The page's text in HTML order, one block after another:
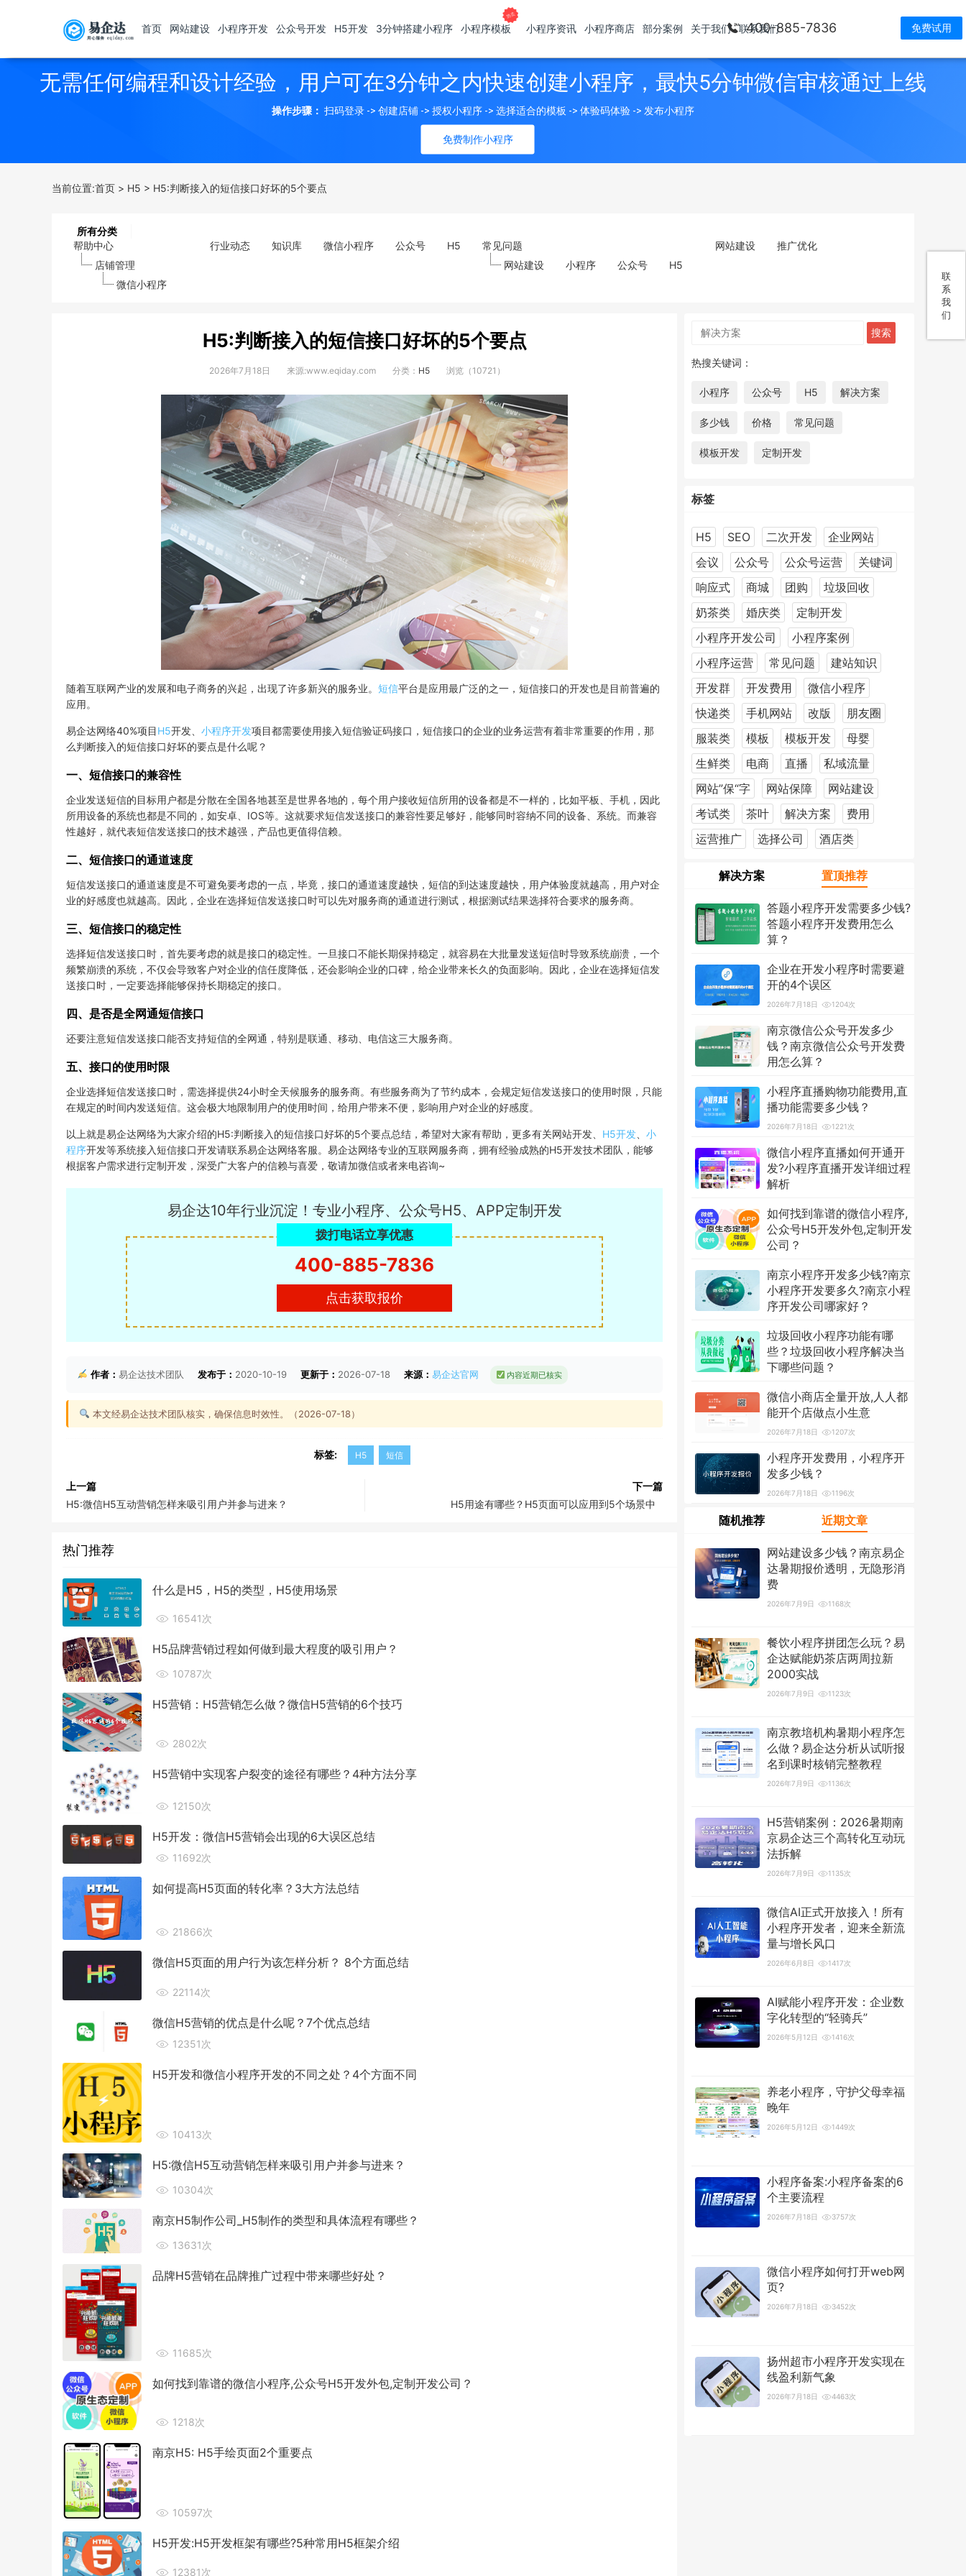
400-885-7836 免费试用
首页 网站建设 小程序开发 公众号开发 H5开发 3分钟搭建小程序 小程序模板 小程序资讯 小程序商店 部分案例 关于我们 联系我们
联
系
我
们
无需任何编程和设计经验，用户可在3分钟之内快速创建小程序，最快5分钟微信审核通过上线
免费制作小程序
操作步骤： 扫码登录 -> 创建店铺 -> 授权小程序 -> 选择适合的模板 -> 体验码体验 -> 发布小程序
当前位置:首页 > H5 > H5:判断接入的短信接口好坏的5个要点
所有分类
帮助中心
店铺管理
微信小程序
行业动态 知识库 微信小程序 公众号 H5
常见问题
网站建设
小程序 公众号 H5
网站建设 推广优化
H5:判断接入的短信接口好坏的5个要点
2026年7月18日 来源:www.eqiday.com 分类： H5 浏览（10721）
随着互联网产业的发展和电子商务的兴起，出现了许多新兴的服务业。 短信平台是应用最广泛的之一，短信接口的开发也是目前普遍的
应用。
易企达网络40%项目H5开发、 小程序开发项目都需要使用接入短信验证码接口，短信接口的企业的业务运营有着非常重要的作用，那
么判断接入的短信接口好坏的要点是什么呢？
一、短信接口的兼容性
企业发送短信的目标用户都是分散在全国各地甚至是世界各地的，每个用户接收短信所用的设备都是不一样的，比如平板、手机，因此
所用设备的系统也都是不同的，如安卓、IOS等。这就要求短信发送接口的兼容性要足够好，能够同时容纳不同的设备、系统。而兼容
性越好，就代表短信发送接口的技术越强，产品也更值得信赖。
二、短信接口的通道速度
短信发送接口的通道速度是不可避免要考虑的一点，毕竟，接口的通道速度越快，短信的到达速度越快，用户体验度就越高，用户对企
业的好感度也就越高。因此，企业在选择短信发送接口时可以先对服务商的通道进行测试，根据测试结果选择符合要求的服务商。
三、短信接口的稳定性
选择短信发送接口时，首先要考虑的就是接口的稳定性。一旦接口不能长期保持稳定，就容易在大批量发送短信时导致系统崩溃，一个
频繁崩溃的系统，不仅会导致客户对企业的信任度降低，还会影响企业的口碑，给企业带来长久的负面影响。因此，企业在选择短信发
送接口时，一定要选择能够保持长期稳定的接口。
四、是否是全网通短信接口
还要注意短信发送接口能否支持短信的全网通，特别是联通、移动、电信这三大服务商。
五、接口的使用时限
企业选择短信发送接口时，需选择提供24小时全天候服务的服务商。有些服务商为了节约成本，会规定短信发送接口的使用时限，只能
在规定的时间内发送短信。这会极大地限制用户的使用时间，给用户带来不便，影响用户对企业的好感度。
以上就是易企达网络为大家介绍的H5:判断接入的短信接口好坏的5个要点总结，希望对大家有帮助，更多有关网站开发、 H5开发
小
程序开发等系统接入短信接口开发请联系易企达网络客服。易企达网络专业的互联网服务商，拥有经验成熟的H5开发技术团队，能够
根据客户需求进行定制开发，深受广大客户的信赖与喜爱，敬请加微信或者来电咨询~
易企达10年行业沉淀！专业小程序、公众号H5、APP定制开发
拨打电话立享优惠
400-885-7836
点击获取报价
作者： 易企达技术团队 发布于： 2020-10-19 更新于： 2026-07-18 来源： 易企达官网 内容近期已核实
本文经易企达技术团队核实，确保信息时效性。（2026-07-18）
标签: H5 短信
上一篇
H5:微信H5互动营销怎样来吸引用户并参与进来？
下一篇
H5用途有哪些？H5页面可以应用到5个场景中
热门推荐
什么是H5，H5的类型，H5使用场景
16541次
H5品牌营销过程如何做到最大程度的吸引用户？
10787次
H5营销：H5营销怎么做？微信H5营销的6个技巧
2802次
H5营销中实现客户裂变的途径有哪些？4种方法分享
12150次
H5开发：微信H5营销会出现的6大误区总结
11692次
如何提高H5页面的转化率？3大方法总结
21866次
微信H5页面的用户行为该怎样分析？ 8个方面总结
22114次
微信H5营销的优点是什么呢？7个优点总结
12351次
H5开发和微信小程序开发的不同之处？4个方面不同
10413次
H5:微信H5互动营销怎样来吸引用户并参与进来？
10304次
南京H5制作公司_H5制作的类型和具体流程有哪些？
13631次
品牌H5营销在品牌推广过程中带来哪些好处？
11685次
如何找到靠谱的微信小程序,公众号H5开发外包,定制开发公司？
1218次
南京H5: H5手绘页面2个重要点
10597次
H5开发:H5开发框架有哪些?5种常用H5框架介绍
12381次
热搜关键词：
小程序 公众号 H5 解决方案
多少钱 价格 常见问题
模板开发 定制开发
标签
H5 SEO 二次开发
企业网站
会议
公众号 公众号运营
关键词
响应式
商城 团购
垃圾回收
奶茶类
婚庆类
定制开发
小程序开发公司
小程序案例
小程序运营
常见问题
建站知识
开发群
开发费用
微信小程序
快递类
手机网站 改版
朋友圈
服装类
模板 模板开发
母婴
生鲜类
电商 直播
私域流量
网站”保“字
网站保障
网站建设
考试类
茶叶 解决方案
费用
运营推广
选择公司 酒店类
解决方案 置顶推荐
答题小程序开发需要多少钱?
答题小程序开发费用怎么
算？
企业在开发小程序时需要避
开的4个误区
2026年7月18日 1204次
南京微信公众号开发多少
钱？南京微信公众号开发费
用怎么算？
小程序直播购物功能费用,直
播功能需要多少钱？
2026年7月18日 1221次
微信小程序直播如何开通开
发?小程序直播开发详细过程
解析
如何找到靠谱的微信小程序,
公众号H5开发外包,定制开发
公司？
南京小程序开发多少钱?南京
小程序开发要多久?南京小程
序开发公司哪家好？
垃圾回收小程序功能有哪
些？垃圾回收小程序解决当
下哪些问题？
微信小商店全量开放,人人都
能开个店做点小生意
2026年7月18日 1207次
小程序开发费用，小程序开
发多少钱？
2026年7月18日 1196次
随机推荐 近期文章
网站建设多少钱？南京易企
达暑期报价透明，无隐形消
费
2026年7月9日 1168次
餐饮小程序拼团怎么玩？易
企达赋能奶茶店两周拉新
2000实战
2026年7月9日 1123次
南京教培机构暑期小程序怎
么做？易企达分析从试听报
名到课时核销完整教程
2026年7月9日 1136次
H5营销案例：2026暑期南
京易企达三个高转化互动玩
法拆解
2026年7月9日 1135次
微信AI正式开放接入！所有
小程序开发者，迎来全新流
量与增长风口
2026年6月8日 1417次
AI赋能小程序开发：企业数
字化转型的“轻骑兵”
2026年5月12日 1416次
养老小程序，守护父母幸福
晚年
2026年5月12日 1449次
小程序备案:小程序备案的6
个主要流程
2026年7月18日 3757次
微信小程序如何打开web网
页?
2026年7月18日 3452次
扬州超市小程序开发实现在
线盈利新气象
2026年7月18日 4463次